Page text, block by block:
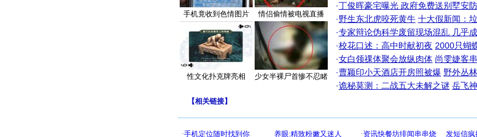
手机竟收到色情图片 情侣偷情被电视直播
性文化扑克牌亮相 少女半裸尸首惨不忍睹
·丁俊晖豪宅曝光 政府免费送别墅安
·野生东北虎咬死黄牛 十大假新闻：
·专家辩论伪科学废留现场混乱 几乎
·校花口述：高中时献初夜 2000只蝴
·女白领祼体聚会放纵肉体 尚雯婕客
·曹颖印小天酒店开房照被爆 野外丛
·诡秘莫测：二战五大未解之谜 岳飞
【相关链接】